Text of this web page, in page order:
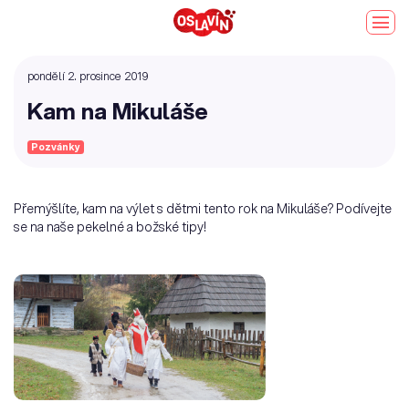
pondělí 2. prosince 2019
Kam na Mikuláše
Pozvánky
Přemýšlíte, kam na výlet s dětmi tento rok na Mikuláše? Podívejte
se na naše pekelné a božské tipy!